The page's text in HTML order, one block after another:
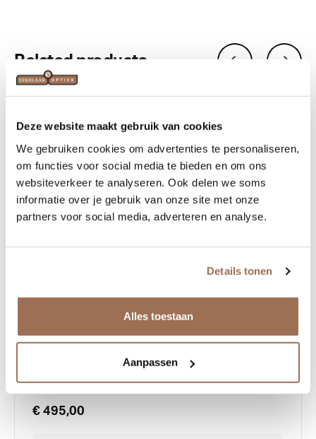
Deze website maakt gebruik van cookies
We gebruiken cookies om advertenties te personaliseren,
om functies voor social media te bieden en om ons
websiteverkeer te analyseren. Ook delen we soms
informatie over je gebruik van onze site met onze
partners voor social media, adverteren en analyse.
Details tonen
Alles toestaan
Aanpassen
Related products
Yellows Plus Pete
€ 495,00